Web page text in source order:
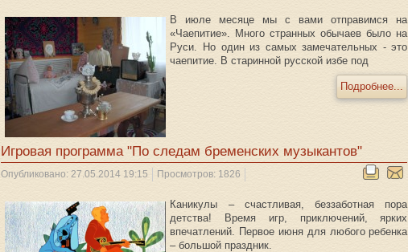
В июле месяце мы с вами отправимся на
«Чаепитие». Много странных обычаев было на
Руси. Но один из самых замечательных - это
чаепитие. В старинной русской избе под
Подробнее...
Игровая программа "По следам бременских музыкантов"
Опубликовано: 27.05.2014 19:15 Просмотров: 1826
Каникулы – счастливая, беззаботная пора
детства! Время игр, приключений, ярких
впечатлений. Первое июня для любого ребенка
– большой праздник.